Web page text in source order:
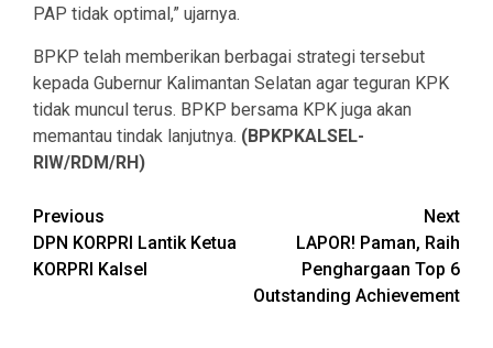
PAP tidak optimal,” ujarnya.
BPKP telah memberikan berbagai strategi tersebut
kepada Gubernur Kalimantan Selatan agar teguran KPK
tidak muncul terus. BPKP bersama KPK juga akan
memantau tindak lanjutnya. (BPKPKALSEL-
RIW/RDM/RH)
Continue
Reading
Previous
DPN KORPRI Lantik Ketua
KORPRI Kalsel
Next
LAPOR! Paman, Raih
Penghargaan Top 6
Outstanding Achievement